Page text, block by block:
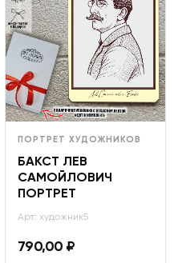
ПОРТРЕТ ХУДОЖНИКОВ
БАКСТ ЛЕВ
САМОЙЛОВИЧ
ПОРТРЕТ
Арт: художник5
790,00 ₽